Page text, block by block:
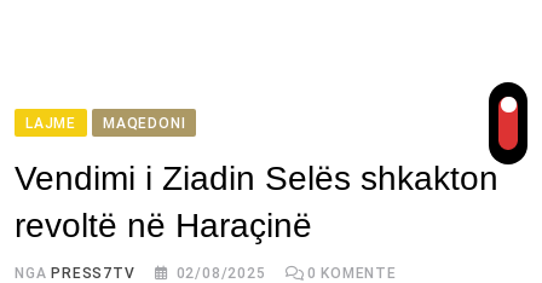
LAJME MAQEDONI
Vendimi i Ziadin Selës shkakton
revoltë në Haraçinë
NGA PRESS7TV 02/08/2025 0 KOMENTE